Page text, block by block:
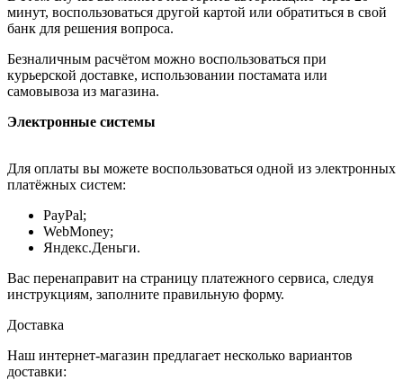
минут, воспользоваться другой картой или обратиться в свой
банк для решения вопроса.
Безналичным расчётом можно воспользоваться при
курьерской доставке, использовании постамата или
самовывоза из магазина.
Электронные системы
Для оплаты вы можете воспользоваться одной из электронных
платёжных систем:
PayPal;
WebMoney;
Яндекс.Деньги.
Вас перенаправит на страницу платежного сервиса, следуя
инструкциям, заполните правильную форму.
Доставка
Наш интернет-магазин предлагает несколько вариантов
доставки: